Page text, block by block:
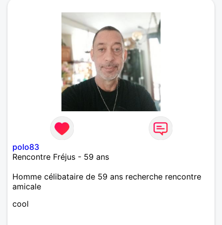
polo83
Rencontre Fréjus - 59 ans
Homme célibataire de 59 ans recherche rencontre
amicale
cool